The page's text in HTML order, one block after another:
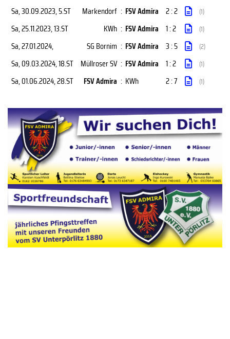
Sa, 30.09.2023, 5.ST Markendorf : FSV Admira 2 : 2 (1)
Sa, 25.11.2023, 13.ST KWh : FSV Admira 1 : 2 (1)
Sa, 27.01.2024, SG Bornim : FSV Admira 3 : 5 (2)
Sa, 09.03.2024, 18.ST Müllroser SV : FSV Admira 1 : 2 (1)
Sa, 01.06.2024, 28.ST FSV Admira : KWh 2 : 7 (1)